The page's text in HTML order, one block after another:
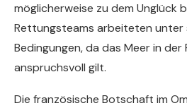
möglicherweise zu dem Unglück
Rettungsteams arbeiteten unter
Bedingungen, da das Meer in der
anspruchsvoll gilt.
Die französische Botschaft im